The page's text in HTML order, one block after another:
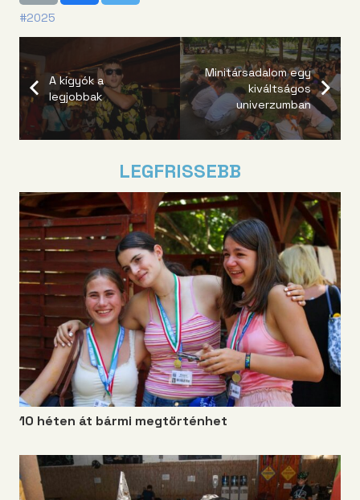
#2025
A kígyók a
legjobbak
Minitársadalom egy
kiváltságos
univerzumban
LEGFRISSEBB
10 héten át bármi megtörténhet